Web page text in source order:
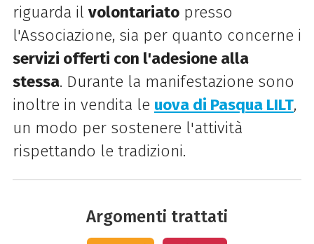
riguarda il volontariatopresso
l'Associazione, sia per quanto concerne i
servizi offerti con l'adesione alla
stessa. Durante la manifestazione sono
inoltre in vendita le uova di Pasqua LILT,
un modo per sostenere l'attività
rispettando le tradizioni.
Argomenti trattati